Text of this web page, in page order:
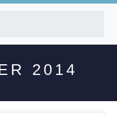
2014